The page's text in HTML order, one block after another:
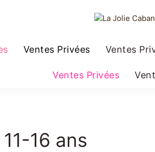
Ventes Privées Ventes
Ventes Privées
16 ans